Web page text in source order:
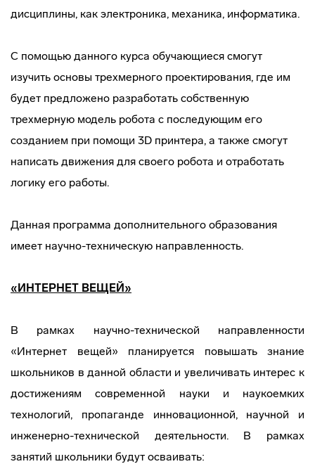
дисциплины, как электроника, механика, информатика.
С помощью данного курса обучающиеся смогут
изучить основы трехмерного проектирования, где им
будет предложено разработать собственную
трехмерную модель робота с последующим его
созданием при помощи 3D принтера, а также смогут
написать движения для своего робота и отработать
логику его работы.
Данная программа дополнительного образова­ния
имеет научно-техническую направленность.
«ИНТЕРНЕТ ВЕЩЕЙ»
В рамках научно-технической направленности
«Интернет вещей» планируется повышать знание
школьников в данной области и увеличивать интерес к
достижениям современной науки и наукоемких
технологий, пропаганде инновационной, научной и
инженерно-технической деятельности. В рамках
занятий школьники будут осваивать: